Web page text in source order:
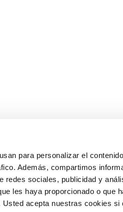
para personalizar el
Además, compartimos
redes sociales, publicidad y
les haya proporcionado o que
acepta nuestras cookies si